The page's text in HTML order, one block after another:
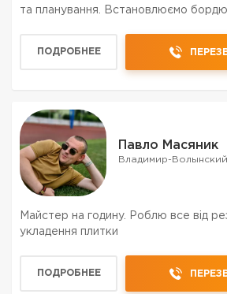
та планування. Встановлюємо
якісно,...
ПОДРОБНЕЕ
Павло Масяник
Владимир-
Майстер на годину. Роблю все від
укладення плитки
ПОДРОБНЕЕ